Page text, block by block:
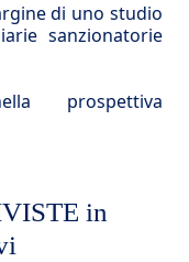
di uno studio
sanzionatorie
prospettiva
in